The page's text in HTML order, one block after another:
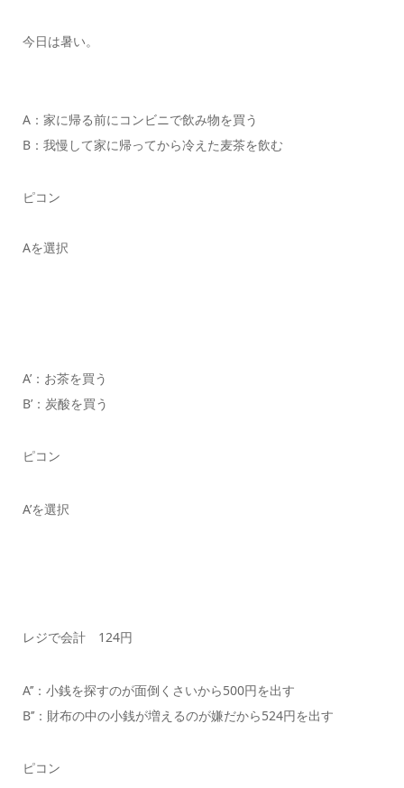
今日は暑い。
A：家に帰る前にコンビニで飲み物を買う
B：我慢して家に帰ってから冷えた麦茶を飲む
ピコン
Aを選択
A’：お茶を買う
B’：炭酸を買う
ピコン
A’を選択
レジで会計 124円
A’’：小銭を探すのが面倒くさいから500円を出す
B’’：財布の中の小銭が増えるのが嫌だから524円を出す
ピコン